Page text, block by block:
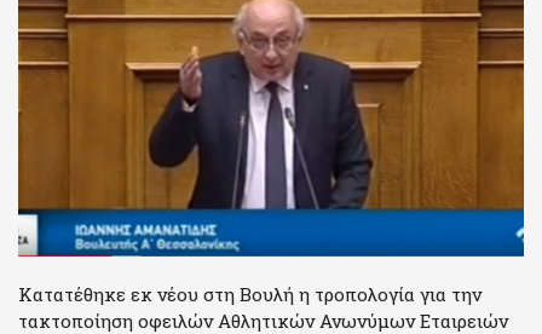
Κατατέθηκε εκ νέου στη Βουλή η τροπολογία για την
τακτοποίηση οφειλών Αθλητικών Ανωνύμων Εταιρειών